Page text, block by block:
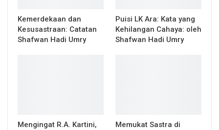
Kemerdekaan dan
Kesusastraan: Catatan
Shafwan Hadi Umry
Puisi LK Ara: Kata yang
Kehilangan Cahaya: oleh
Shafwan Hadi Umry
Mengingat R.A. Kartini,
Memukat Sastra di